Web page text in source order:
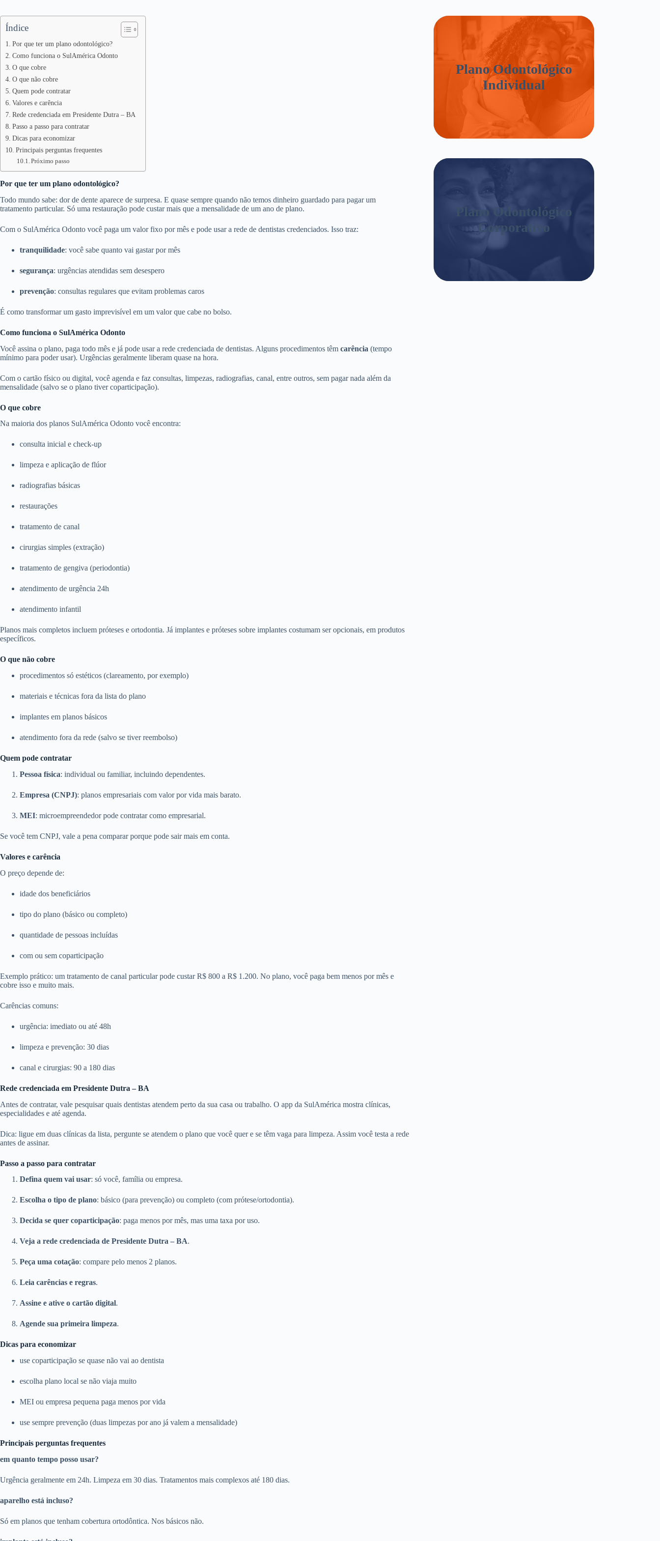
Índice
Por que ter um plano odontológico?
Como funciona o SulAmérica Odonto
O que cobre
O que não cobre
Quem pode contratar
Valores e carência
Rede credenciada em Presidente Dutra – BA
Passo a passo para contratar
Dicas para economizar
Principais perguntas frequentes
Próximo passo
Por que ter um plano odontológico?
Todo mundo sabe: dor de dente aparece de surpresa. E quase sempre quando não temos dinheiro guardado para pagar um
tratamento particular. Só uma restauração pode custar mais que a mensalidade de um ano de plano.
Com o SulAmérica Odonto você paga um valor fixo por mês e pode usar a rede de dentistas credenciados. Isso traz:
tranquilidade: você sabe quanto vai gastar por mês
segurança: urgências atendidas sem desespero
prevenção: consultas regulares que evitam problemas caros
É como transformar um gasto imprevisível em um valor que cabe no bolso.
Como funciona o SulAmérica Odonto
Você assina o plano, paga todo mês e já pode usar a rede credenciada de dentistas. Alguns procedimentos têm carência (tempo
mínimo para poder usar). Urgências geralmente liberam quase na hora.
Com o cartão físico ou digital, você agenda e faz consultas, limpezas, radiografias, canal, entre outros, sem pagar nada além da
mensalidade (salvo se o plano tiver coparticipação).
O que cobre
Na maioria dos planos SulAmérica Odonto você encontra:
consulta inicial e check-up
limpeza e aplicação de flúor
radiografias básicas
restaurações
tratamento de canal
cirurgias simples (extração)
tratamento de gengiva (periodontia)
atendimento de urgência 24h
atendimento infantil
Planos mais completos incluem próteses e ortodontia. Já implantes e próteses sobre implantes costumam ser opcionais, em produtos
específicos.
O que não cobre
procedimentos só estéticos (clareamento, por exemplo)
materiais e técnicas fora da lista do plano
implantes em planos básicos
atendimento fora da rede (salvo se tiver reembolso)
Quem pode contratar
Pessoa física: individual ou familiar, incluindo dependentes.
Empresa (CNPJ): planos empresariais com valor por vida mais barato.
MEI: microempreendedor pode contratar como empresarial.
Se você tem CNPJ, vale a pena comparar porque pode sair mais em conta.
Valores e carência
O preço depende de:
idade dos beneficiários
tipo do plano (básico ou completo)
quantidade de pessoas incluídas
com ou sem coparticipação
Exemplo prático: um tratamento de canal particular pode custar R$ 800 a R$ 1.200. No plano, você paga bem menos por mês e
cobre isso e muito mais.
Carências comuns:
urgência: imediato ou até 48h
limpeza e prevenção: 30 dias
canal e cirurgias: 90 a 180 dias
Rede credenciada em Presidente Dutra – BA
Antes de contratar, vale pesquisar quais dentistas atendem perto da sua casa ou trabalho. O app da SulAmérica mostra clínicas,
especialidades e até agenda.
Dica: ligue em duas clínicas da lista, pergunte se atendem o plano que você quer e se têm vaga para limpeza. Assim você testa a rede
antes de assinar.
Passo a passo para contratar
Defina quem vai usar: só você, família ou empresa.
Escolha o tipo de plano: básico (para prevenção) ou completo (com prótese/ortodontia).
Decida se quer coparticipação: paga menos por mês, mas uma taxa por uso.
Veja a rede credenciada de Presidente Dutra – BA.
Peça uma cotação: compare pelo menos 2 planos.
Leia carências e regras.
Assine e ative o cartão digital.
Agende sua primeira limpeza.
Dicas para economizar
use coparticipação se quase não vai ao dentista
escolha plano local se não viaja muito
MEI ou empresa pequena paga menos por vida
use sempre prevenção (duas limpezas por ano já valem a mensalidade)
Principais perguntas frequentes
em quanto tempo posso usar?
Urgência geralmente em 24h. Limpeza em 30 dias. Tratamentos mais complexos até 180 dias.
aparelho está incluso?
Só em planos que tenham cobertura ortodôntica. Nos básicos não.
Plano Odontológico
Individual
Plano Odontológico
Corporativo